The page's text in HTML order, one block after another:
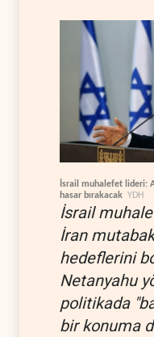
İsrail muhalefet lideri:
hasar bırakacak YDH
İsrail
İran
hedeflerini
Netanyahu
politikada
bir konuma